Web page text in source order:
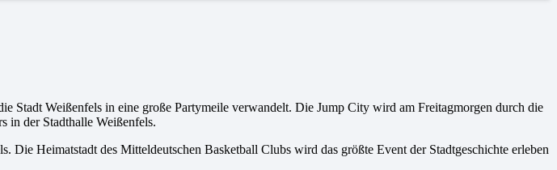
Stadt Weißenfels in eine große Partymeile verwandelt. Die Jump City wird am Freitagmorgen durch die
in der Stadthalle Weißenfels.
Heimatstadt des Mitteldeutschen Basketball Clubs wird das größte Event der Stadtgeschichte erleben